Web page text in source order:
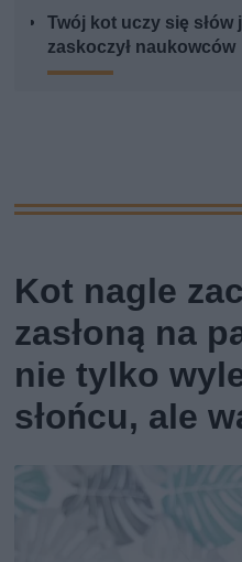
Twój kot uczy się
zaskoczył naukowców
Kot nagle
zasłoną na
nie tylko
słońcu, ale